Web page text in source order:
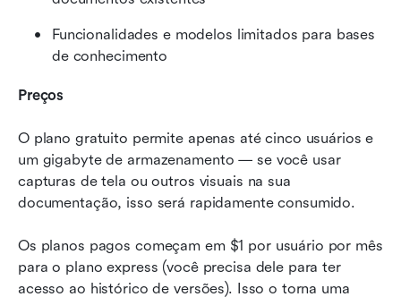
Funcionalidades e modelos limitados para bases
de conhecimento
Preços
O plano gratuito permite apenas até cinco usuários e
um gigabyte de armazenamento — se você usar
capturas de tela ou outros visuais na sua
documentação, isso será rapidamente consumido.
Os planos pagos começam em $1 por usuário por mês
para o plano express (você precisa dele para ter
acesso ao histórico de versões). Isso o torna uma